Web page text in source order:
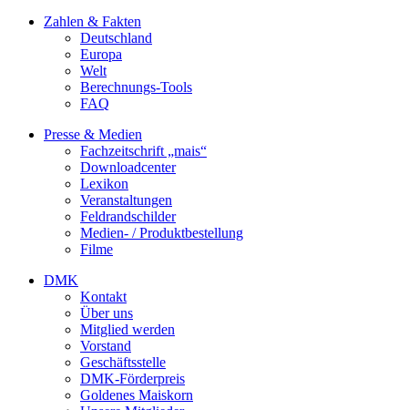
Zahlen & Fakten
Deutschland
Europa
Welt
Berechnungs-Tools
FAQ
Presse & Medien
Fachzeitschrift „mais“
Downloadcenter
Lexikon
Veranstaltungen
Feldrandschilder
Medien- / Produktbestellung
Filme
DMK
Kontakt
Über uns
Mitglied werden
Vorstand
Geschäftsstelle
DMK-Förderpreis
Goldenes Maiskorn